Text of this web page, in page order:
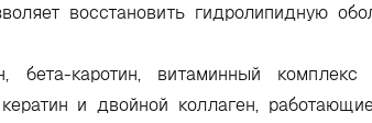
восстановить гидролипидную
каротин, витаминный комплекс
и двойной коллаген,